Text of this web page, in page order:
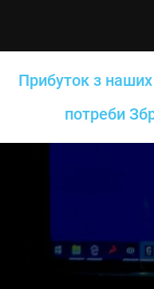
Прибуток з
потреби